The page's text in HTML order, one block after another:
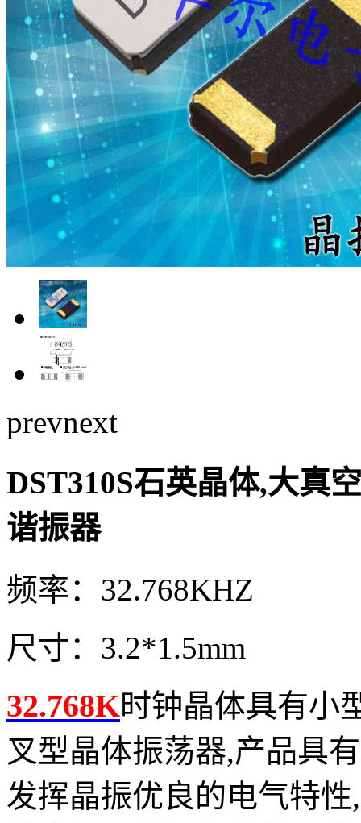
prevnext
DST310S石英晶体,大真
谐振器
频率：32.768KHZ
尺寸：3.2*1.5mm
32.768K时钟晶体具有小
叉型晶体振荡器,产品具
发挥晶振优良的电气特